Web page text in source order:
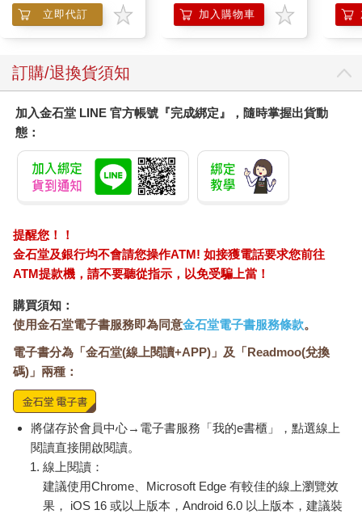
人結婚。蔡爸爸沒有多想就答應下這門婚事，於是兩人先在島上
舉辦結婚儀式。結婚儀式結束隔了幾天，蔡爸爸就把安娜帶回了
臺灣。
了嚴重爭執，長輩一氣之下打了她。安娜以前在島上是一個受人
上，她在一氣之下把房間裡所有的衣服全部燒掉，把所有棉被、
枕頭都剪破，房間裡面還擺了一張桌子，上面擺滿了像在島上舉
辦血祭儀式的那些雕像、祭品、器具，然後她割破自己的手指取
血，在一張紙上寫滿了字……
聽到這邊，我忍不住問蔡先生：「知道紙上寫些什麼嗎？」
字，有一些像符號，甚至有一些很像是他當年在島上看過酋長畫
在紙上的那種文字。然後，我大媽安娜穿著一身紅衣，在房間上
吊自殺了。等到隔天家人發現時，已經來不及了。接下來，還發
出一支『鎖口針』。」
我眼睛睜大，十分訝異的說：「從遺體口中掉出一支鎖口針？」
「對，鎖口針。」蔡先生斬釘截鐵地回答我。
我繼續問：「你有看過那支針？」
「有，我媽媽後來還有拿給我看，是純金做的。」
我簡直不敢相信耳朵聽到的事！「鎖口針」又稱「禁口針」，是
宗教、信仰上才會使用的針，只是，一般人怎麼會用這種東西？
而且還是從遺體的口中掉出來的！天啊！現場聽到蔡先生講這一
段往事的所有人，無不感到毛骨悚然。
蔡先生繼續說：「後來，處理完我大媽的後事，他們就將她下葬
了。之後，我爸爸才又娶了我媽媽。」
我接著問蔡先生：「那麼，你大媽現在還是葬著的嗎？」
立即代訂 加入購物車
訂購/退換貨須知
加入金石堂 LINE 官方帳號『完成綁定』，隨時掌握出貨動
態：
提醒您！！
金石堂及銀行均不會請您操作ATM! 如接獲電話要求您前往
ATM提款機，請不要聽從指示，以免受騙上當！
購買須知：
使用金石堂電子書服務即為同意金石堂電子書服務條款。
電子書分為「金石堂(線上閱讀+APP)」及「Readmoo(兌換
碼)」兩種：
將儲存於會員中心→電子書服務「我的e書櫃」，點選線上
閱讀直接開啟閱讀。
線上閱讀：
建議使用Chrome、Microsoft Edge 有較佳的線上瀏覽效
果， iOS 16 或以上版本，Android 6.0 以上版本，建議裝